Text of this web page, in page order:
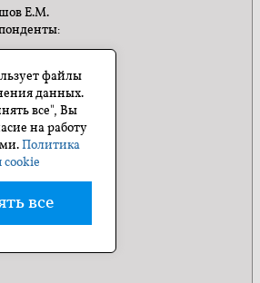
Е.М.
файлы
данных.
все", Вы
на работу
Политика
cookie
все